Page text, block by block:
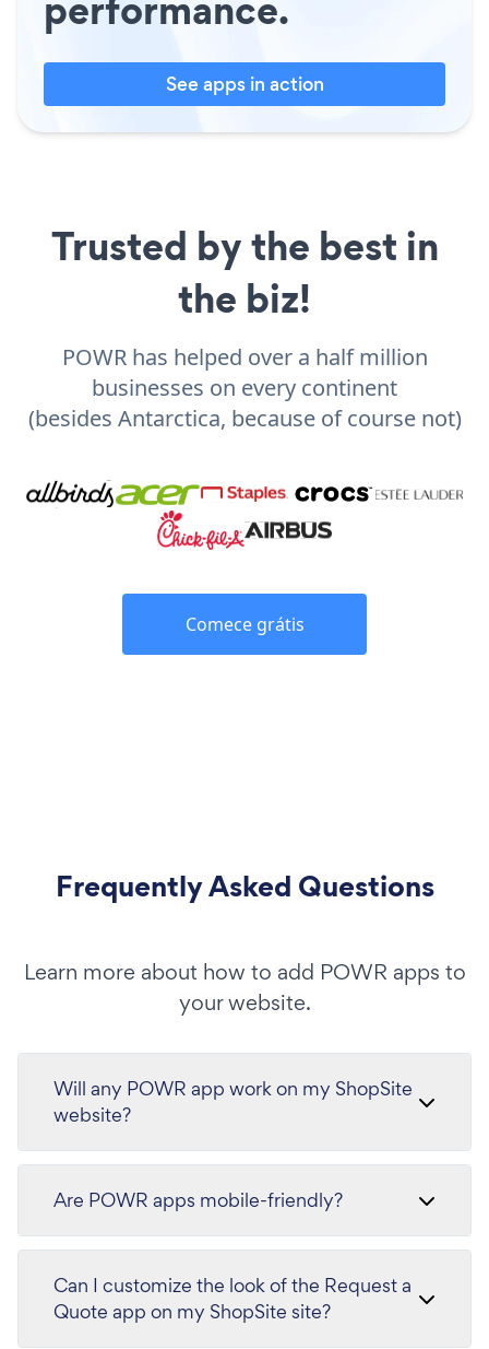
See apps in action
Trusted by the best in
the biz!
POWR has helped over a half million
businesses on every continent
(besides Antarctica, because of course not)
Comece grátis
Frequently Asked Questions
Learn more about how to add POWR apps to
your website.
Will any POWR app work on my ShopSite
website?
Are POWR apps mobile-friendly?
Can I customize the look of the Request a
Quote app on my ShopSite site?